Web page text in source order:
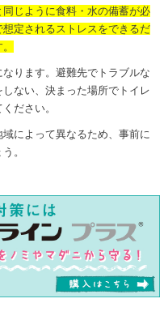
じように食料・水の備蓄が必
定されるストレスをできるだ
ります。避難先でトラブルな
ない、決まった場所でトイレ
ださい。
によって異なるため、事前に
。